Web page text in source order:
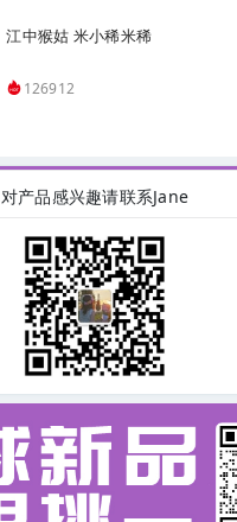
江中猴姑 米小稀米稀
126912
对产品感兴趣请联系Jane